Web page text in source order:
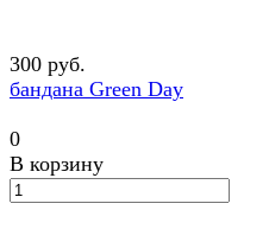
300 руб.
бандана Green Day
0
В корзину